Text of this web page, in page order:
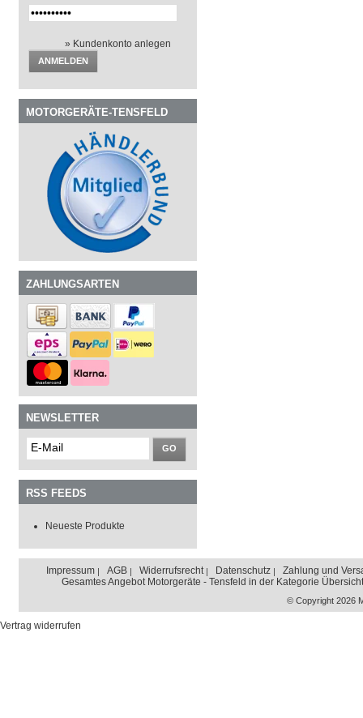
» Kundenkonto anlegen
ANMELDEN
MOTORGERÄTE-TENSFELD
ZAHLUNGSARTEN
NEWSLETTER
GO
RSS FEEDS
Neueste Produkte
Impressum AGB Widerrufsrecht Datenschutz
Zahlung und
Gesamtes Angebot Motorgeräte - Tensfeld in der Kategorie Übersicht
© Copyright 2026
Vertrag widerrufen